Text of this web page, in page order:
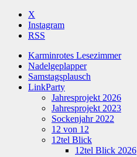
X
Instagram
RSS
Karminrotes Lesezimmer
Nadelgeplapper
Samstagsplausch
LinkParty
Jahresprojekt 2026
Jahresprojekt 2023
Sockenjahr 2022
12 von 12
12tel Blick
12tel Blick 2026